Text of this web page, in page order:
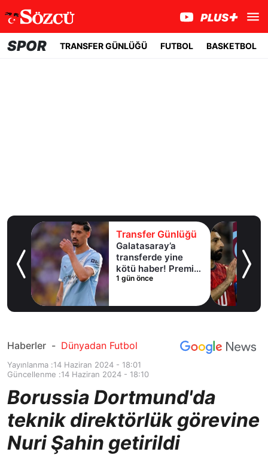
SPOR TRANSFER GÜNLÜĞÜ FUTBOL BASKETBOL
Transfer Günlüğü
Galatasaray’a
transferde yine
kötü haber! Premier
Lig ekibi devreye
1 gün önce
Haberler - Dünyadan Futbol
Yayınlanma :14 Haziran 2024 - 18:01
Güncellenme :14 Haziran 2024 - 18:10
Borussia Dortmund'da
teknik direktörlük görevine
Nuri Şahin getirildi